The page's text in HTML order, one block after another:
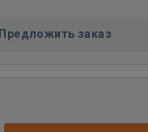
Предложить заказ